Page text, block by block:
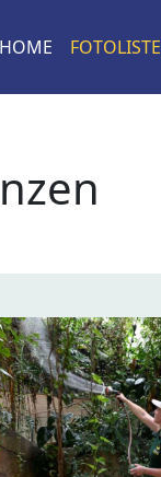
HOME FOTOLISTE